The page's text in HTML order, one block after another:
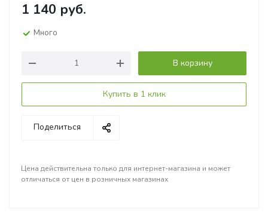
1 140 руб.
Много
В корзину
Купить в 1 клик
Поделиться
Цена действительна только для интернет-магазина и может
отличаться от цен в розничных магазинах